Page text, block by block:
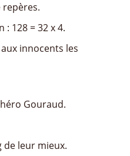
repères.
: 128 = 32 x 4.
innocents les
Gouraud.
de leur mieux.